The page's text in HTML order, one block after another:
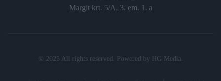
Margit krt. 5/A, 3. em. 1. a
© 2025 All rights reserved. Powered by HG Media